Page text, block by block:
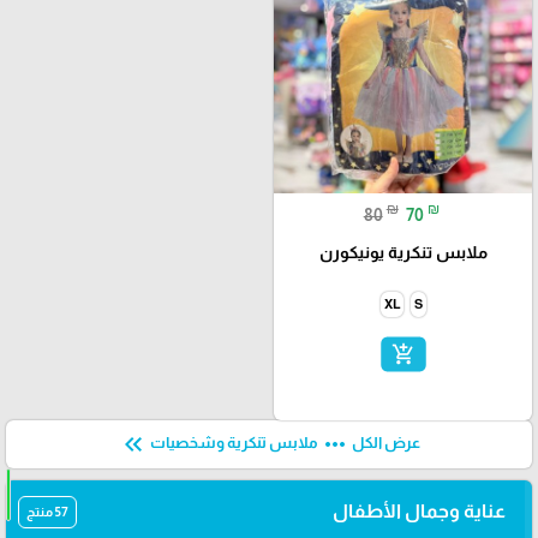
80 ₪ 70 ₪
ملابس تنكرية يونيكورن
S
XL
add_shopping_cart
عرض الكل more_horiz ملابس تنكرية وشخصيات keyboard_double_arrow_left
عناية وجمال الأطفال 57 منتج